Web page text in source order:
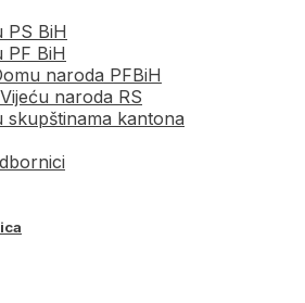
PS BiH
PF BiH
naroda PFBiH
naroda RS
skupštinama kantona